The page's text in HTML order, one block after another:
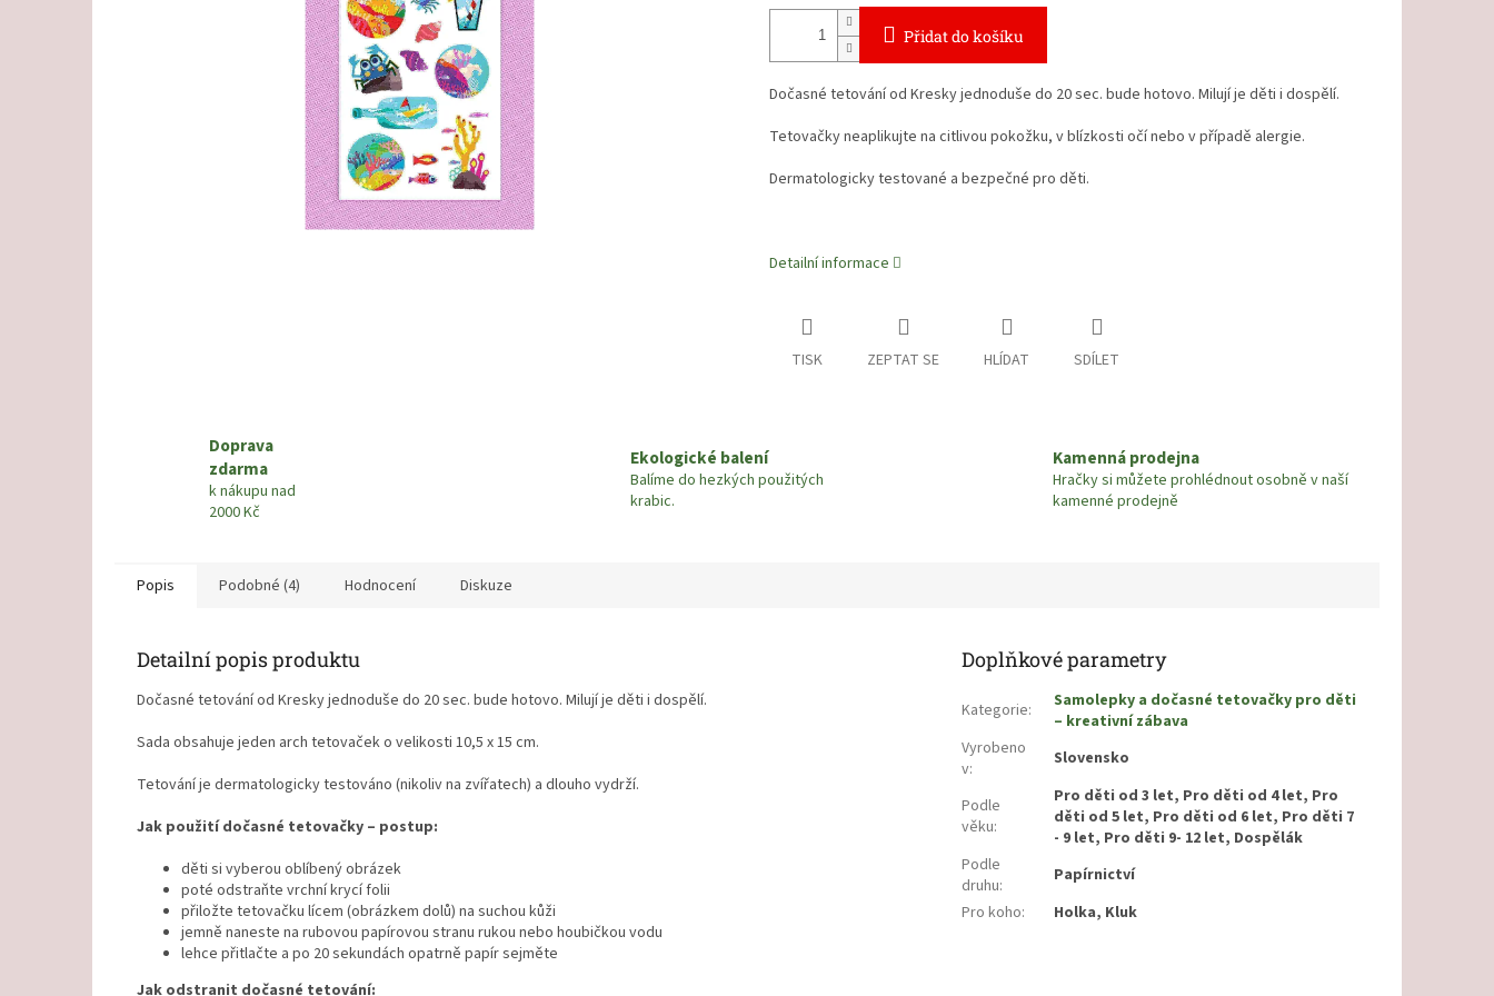
Přidat do košíku
Dočasné tetování od Kresky jednoduše do 20 sec. bude hotovo. Milují je děti i dospělí.
Tetovačky neaplikujte na citlivou pokožku, v blízkosti očí nebo v případě alergie.
Dermatologicky testované a bezpečné pro děti.
Detailní informace
TISK ZEPTAT SE HLÍDAT SDÍLET
Doprava
zdarma
k nákupu nad
2000 Kč
Ekologické balení
Balíme do hezkých použitých
krabic.
Kamenná prodejna
Hračky si můžete prohlédnout osobně v naší
kamenné prodejně
Popis Podobné (4) Hodnocení Diskuze
Detailní popis produktu
Dočasné tetování od Kresky jednoduše do 20 sec. bude hotovo. Milují je děti i dospělí.
Sada obsahuje jeden arch tetovaček o velikosti 10,5 x 15 cm.
Tetování je dermatologicky testováno (nikoliv na zvířatech) a dlouho vydrží.
Jak použití dočasné tetovačky – postup:
děti si vyberou oblíbený obrázek
poté odstraňte vrchní krycí folii
přiložte tetovačku lícem (obrázkem dolů) na suchou kůži
jemně naneste na rubovou papírovou stranu rukou nebo houbičkou vodu
lehce přitlačte a po 20 sekundách opatrně papír sejměte
Jak odstranit dočasné tetování:
Doplňkové parametry
Kategorie:
Samolepky a dočasné tetovačky pro děti
– kreativní zábava
Vyrobeno
v: Slovensko
Podle
věku:
Pro děti od 3 let, Pro děti od 4 let, Pro
děti od 5 let, Pro děti od 6 let, Pro děti 7
- 9 let, Pro děti 9- 12 let, Dospělák
Podle
druhu:
Papírnictví
Pro koho: Holka, Kluk